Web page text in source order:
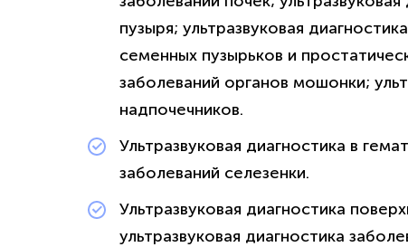
пузыря; ультразвуковая
семенных пузырьков и
заболеваний органов мошонки;
надпочечников.
Ультразвуковая диагностика в
заболеваний селезенки.
Ультразвуковая диагностика
ультразвуковая диагностика